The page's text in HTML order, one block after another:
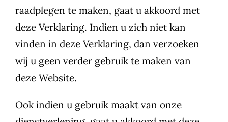
raadplegen te maken, gaat u akkoord met
deze Verklaring. Indien u zich niet kan
vinden in deze Verklaring, dan verzoeken
wij u geen verder gebruik te maken van
deze Website.
Ook indien u gebruik maakt van onze